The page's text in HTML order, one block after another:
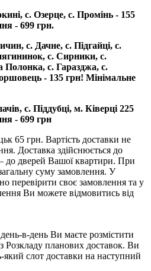
с. Озерце, с. Промінь - 155
- 699 грн.
с. Дачне, с. Підгайці, с.
с. Сирники, с.
Полонка, с. Гаразджа, с.
- 135 грн! Мінімальне
с. Піддубці, м. Ківерці 225
- 699 грн
65 грн. Вартість доставки не
Доставка здійснюється до
– до дверей Вашої квартири. При
суму замовлення. У
перевірити своє замовлення та у
Ви можете відмовитись від